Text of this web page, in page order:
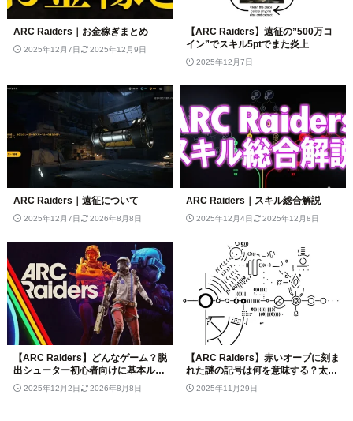
ARC Raiders｜お金稼ぎまとめ
2025年12月7日 2025年12月9日
【ARC Raiders】遠征の”500万コ
イン”でスキル5ptでまた炎上
2025年12月7日
ARC Raiders｜遠征について
2025年12月7日 2026年8月8日
ARC Raiders｜スキル総合解説
2025年12月4日 2025年12月8日
【ARC Raiders】どんなゲーム？脱
出シューター初心者向けに基本ルー
ルと評価を解説
2025年12月2日 2026年8月8日
【ARC Raiders】赤いオーブに刻ま
れた謎の記号は何を意味する？太陽
系パズルを解く
2025年11月29日